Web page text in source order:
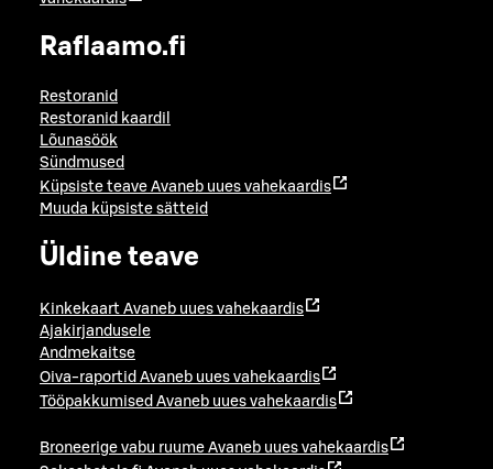
Raflaamo.fi
Restoranid
Restoranid kaardil
Lõunasöök
Sündmused
Küpsiste teave Avaneb uues vahekaardis
Muuda küpsiste sätteid
Üldine teave
Kinkekaart Avaneb uues vahekaardis
Ajakirjandusele
Andmekaitse
Oiva-raportid Avaneb uues vahekaardis
Tööpakkumised Avaneb uues vahekaardis
Broneerige vabu ruume Avaneb uues vahekaardis